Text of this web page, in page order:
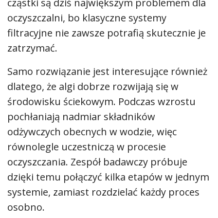
oczyszczalni, bo klasyczne systemy
filtracyjne nie zawsze potrafią skutecznie je
zatrzymać.
Samo rozwiązanie jest interesujące również
dlatego, że algi dobrze rozwijają się w
środowisku ściekowym. Podczas wzrostu
pochłaniają nadmiar składników
odżywczych obecnych w wodzie, więc
równolegle uczestniczą w procesie
oczyszczania. Zespół badawczy próbuje
dzięki temu połączyć kilka etapów w jednym
systemie, zamiast rozdzielać każdy proces
osobno.